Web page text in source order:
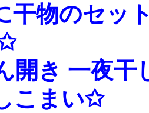
干物のセッ
開き 一夜干
こまい✩